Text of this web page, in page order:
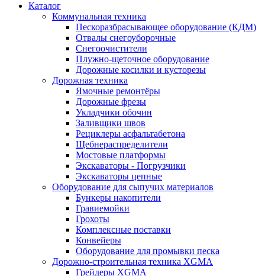
Каталог
Коммунальная техника
Пескоразбрасывающее оборудование (КДМ)
Отвалы снегоуборочные
Снегоочистители
Плужно-щеточное оборудование
Дорожные косилки и кусторезы
Дорожная техника
Ямочные ремонтёры
Дорожные фрезы
Укладчики обочин
Заливщики швов
Рециклеры асфальтабетона
Щебнераспределители
Мостовые платформы
Экскаваторы - Погрузчики
Экскаваторы цепные
Оборудование для сыпучих материалов
Бункеры накопители
Гравиемойки
Грохоты
Комплексные поставки
Конвейеры
Оборудование для промывки песка
Дорожно-строительная техника XGMA
Грейдеры XGMA